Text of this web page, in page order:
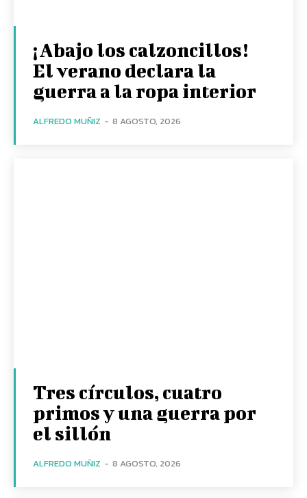
¡Abajo los calzoncillos!
El verano declara la
guerra a la ropa interior
ALFREDO MUÑIZ - 8 AGOSTO, 2026
Tres círculos, cuatro
primos y una guerra por
el sillón
ALFREDO MUÑIZ - 8 AGOSTO, 2026